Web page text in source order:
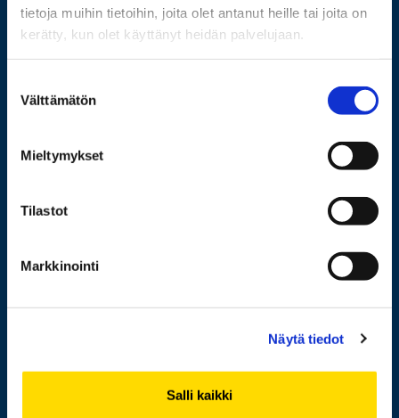
tietoja muihin tietoihin, joita olet antanut heille tai joita on
kerätty, kun olet käyttänyt heidän palvelujaan.
valinta
Välttämätön
Mieltymykset
Tilastot
Markkinointi
Näytä tiedot
Salli kaikki
Opiskelijaksi